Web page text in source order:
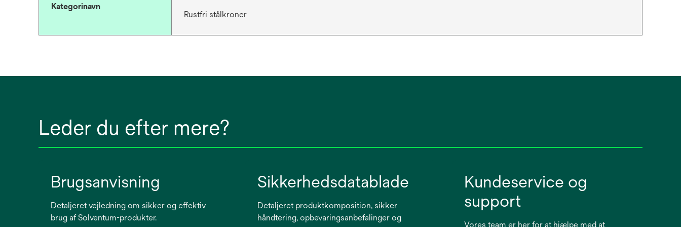
Kategorinavn
Rustfri stålkroner
Leder du efter mere?
Brugsanvisning
Detaljeret vejledning om sikker og effektiv
brug af Solventum-produkter.
Sikkerhedsdatablade
Detaljeret produktkomposition, sikker
håndtering, opbevaringsanbefalinger og
Kundeservice og
support
Vores team er her for at hjælpe med at